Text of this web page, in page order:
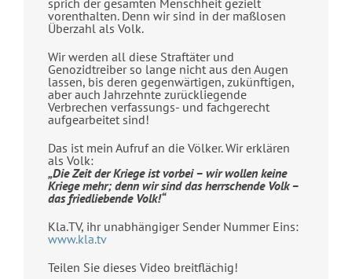
vorenthalten. Denn wir sind in der maßlosen
Überzahl als Volk.
Wir werden all diese Straftäter und
Genozidtreiber so lange nicht aus den Augen
lassen, bis deren gegenwärtigen, zukünftigen,
aber auch Jahrzehnte zurückliegende
Verbrechen verfassungs- und fachgerecht
aufgearbeitet sind!
Das ist mein Aufruf an die Völker. Wir erklären
als Volk:
„Die Zeit der Kriege ist vorbei – wir wollen keine
Kriege mehr; denn wir sind das herrschende Volk –
das friedliebende Volk!“
Kla.TV, ihr unabhängiger Sender Nummer Eins:
www.kla.tv
Teilen Sie dieses Video breitflächig!